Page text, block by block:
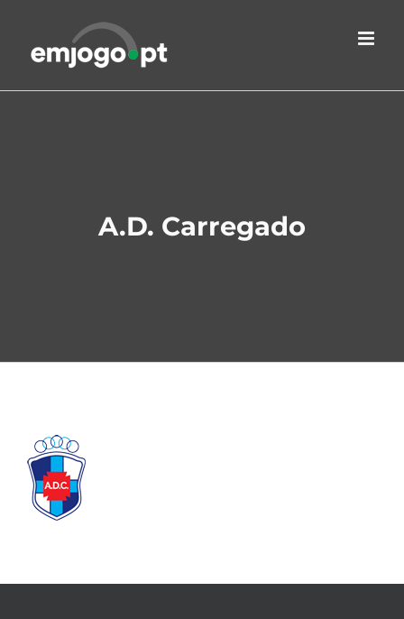
content
A.D. Carregado